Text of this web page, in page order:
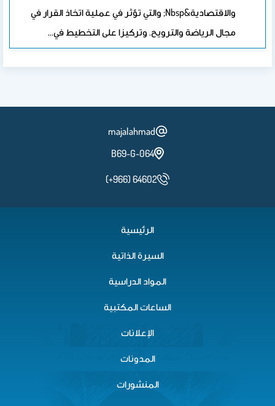
والاقتصادية&nbsp; والتي تؤثر في عملية اتخاذ القرار في
مجال الرياضة والترويح. وتركيزا على التخطيط في…
majalahmad
B69-G-064
(+966) 64602
الرئيسية
السيرة الذاتية
المواد الدراسية
الساعات المكتبية
الإعلانات
المدونات
المنشورات